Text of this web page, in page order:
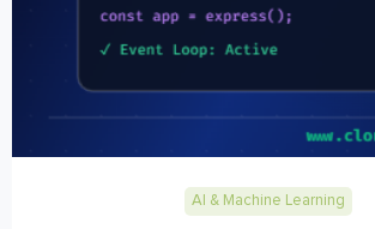
AI & Machine Learning